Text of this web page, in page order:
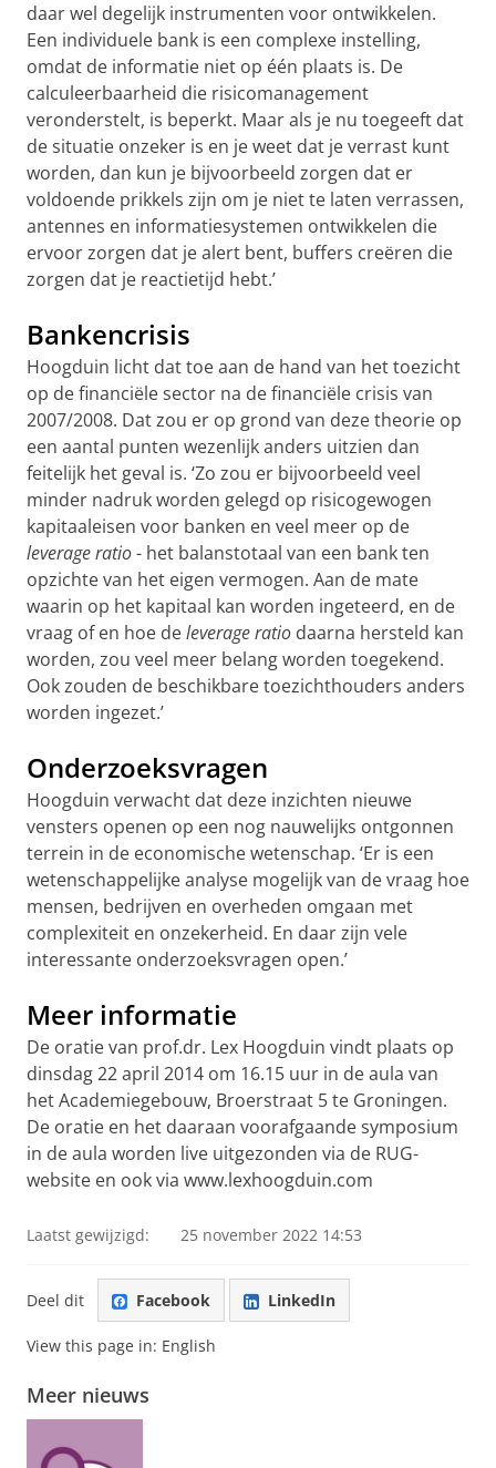
daar wel degelijk instrumenten voor ontwikkelen.
Een individuele bank is een complexe instelling,
omdat de informatie niet op één plaats is. De
calculeerbaarheid die risicomanagement
veronderstelt, is beperkt. Maar als je nu toegeeft dat
de situatie onzeker is en je weet dat je verrast kunt
worden, dan kun je bijvoorbeeld zorgen dat er
voldoende prikkels zijn om je niet te laten verrassen,
antennes en informatiesystemen ontwikkelen die
ervoor zorgen dat je alert bent, buffers creëren die
zorgen dat je reactietijd hebt.’
Bankencrisis
Hoogduin licht dat toe aan de hand van het toezicht
op de financiële sector na de financiële crisis van
2007/2008. Dat zou er op grond van deze theorie op
een aantal punten wezenlijk anders uitzien dan
feitelijk het geval is. ‘Zo zou er bijvoorbeeld veel
minder nadruk worden gelegd op risicogewogen
kapitaaleisen voor banken en veel meer op de
leverage ratio- het balanstotaal van een bank ten
opzichte van het eigen vermogen. Aan de mate
waarin op het kapitaal kan worden ingeteerd, en de
vraag of en hoe deleverage ratio daarna hersteld kan
worden, zou veel meer belang worden toegekend.
Ook zouden de beschikbare toezichthouders anders
worden ingezet.’
Onderzoeksvragen
Hoogduin verwacht dat deze inzichten nieuwe
vensters openen op een nog nauwelijks ontgonnen
terrein in de economische wetenschap. ‘Er is een
wetenschappelijke analyse mogelijk van de vraag hoe
mensen, bedrijven en overheden omgaan met
complexiteit en onzekerheid. En daar zijn vele
interessante onderzoeksvragen open.’
Meer informatie
De oratie van prof.dr. Lex Hoogduin vindt plaats op
dinsdag 22 april 2014 om 16.15 uur in de aula van
het Academiegebouw, Broerstraat 5 te Groningen.
De oratie en het daaraan voorafgaande symposium
in de aula worden live uitgezonden via de RUG-
website en ook via www.lexhoogduin.com
Laatst gewijzigd: 25 november 2022 14:53
Deel dit Facebook LinkedIn
View this page in: English
Meer nieuws